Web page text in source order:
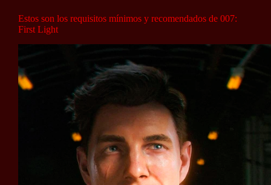
Estos son los requisitos mínimos y recomendados de 007:
First Light